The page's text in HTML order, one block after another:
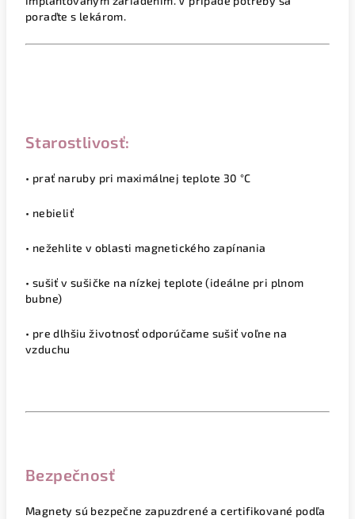
poraďte s lekárom.
Starostlivosť:
• prať naruby pri maximálnej teplote 30 °C
• nebie­liť
• nežehlite v oblasti magnetického zapínania
• sušiť v sušičke na nízkej teplote (ideálne pri plnom
bubne)
• pre dlhšiu životnosť odporúčame sušiť voľne na
vzduchu
Bezpečnosť
Magnety sú bezpečne zapuzdrené a certifikované podľa